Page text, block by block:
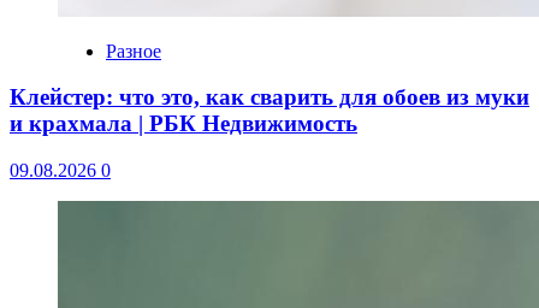
Разное
Клейстер: что это, как сварить для обоев из муки
и крахмала | РБК Недвижимость
09.08.2026 0